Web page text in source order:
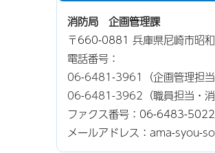
消防局 企画管理課
〒660-0881 兵庫県尼崎市昭
電話番号：
06-6481-3961
（企画管理担当
06-6481-3962 （職員担当・
ファクス番号：06-6483-5022
メールアドレス：ama-syou-